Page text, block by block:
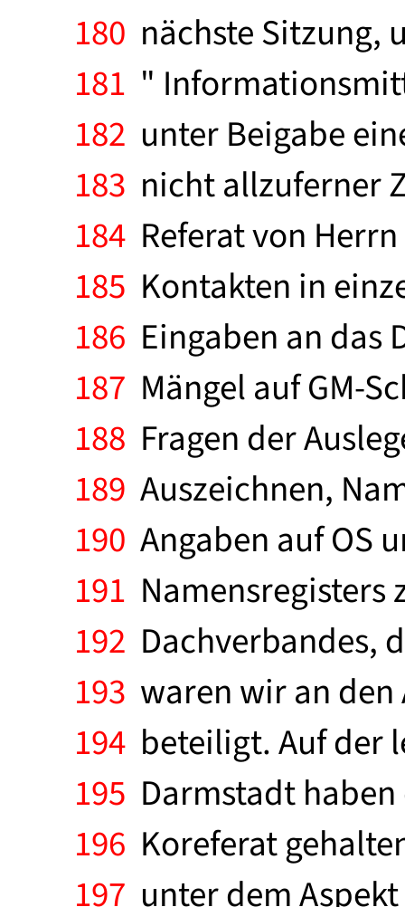
180 nächste Sitzung,
181 "
182 unter Beigabe
183 nicht allzuferner
184 Referat von
185 Kontakten in
186 Eingaben an das
187 Mängel auf GM-
188 Fragen der
189 Auszeichnen,
190 Angaben auf OS
191 Namensregisters
192 Dachverbandes,
193 waren wir an den
194 beteiligt. Auf der
195 Darmstadt
196 Koreferat
197 unter dem